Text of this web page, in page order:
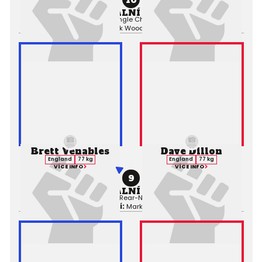
PROFESIONÁLNÍ ZÁPAS MMA
Výsledek: Submission (Triangle Choke), 2. kolo 0:36,Rozhodčí:
Mark Woodard
Brett Venables
England
77 kg
VÍCE INFO
9
PROFESIONÁLNÍ ZÁPAS MMA
Výsledek:Submission (Rear-Naked Choke), 1. kolo 0:40,
Rozhodčí:Mark Woodard
Dave Dillon
England
77 kg
VÍCE INFO